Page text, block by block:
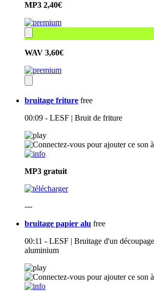
MP3 2,40€
WAV 3,60€
bruitage friture free
00:09 - LESF | Bruit de friture
MP3 gratuit
---
bruitage papier alu free
00:11 - LESF | Bruitage d'un
aluminium